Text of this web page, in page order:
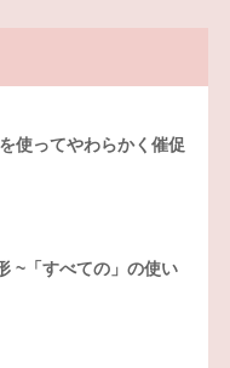
使ってやわらかく催促
~「すべての」の使い